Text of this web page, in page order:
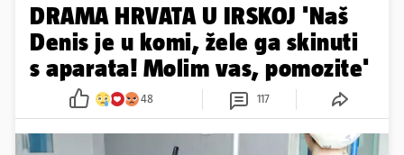
DRAMA HRVATA U IRSKOJ 'Naš
Denis je u komi, žele ga skinuti
s aparata! Molim vas, pomozite'
48 117